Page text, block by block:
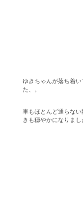
ゆきちゃんが落ち着
た、。
車もほとんど通らな
きも穏やかになりま